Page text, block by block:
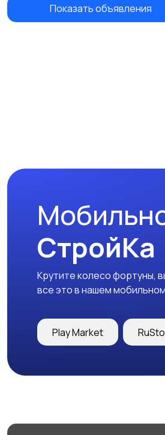
Показать объявления
СтройКа
Крутите колесо фортуны,
все это в нашем
Play Market